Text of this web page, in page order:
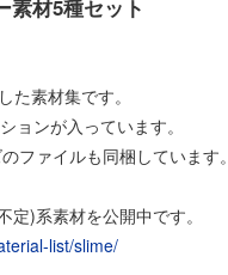
素材5種セット
た素材集です。
ョンが入っています。
ファイルも同梱しています
)系素材を公開中です。
list/slime/